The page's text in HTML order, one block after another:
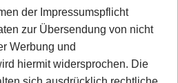
der Impressumspflicht
zur Übersendung von nicht
Werbung und
hiermit widersprochen. Die